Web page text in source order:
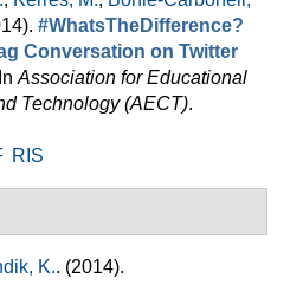
#WhatsTheDifference?
Conversation on Twitter
Association for Educational
Technology (AECT).
RIS
K.. (2014).